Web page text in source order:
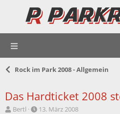
Rock im Park 2008 - Allgemein
Das Hardticket 2008
E
Bertl
E13. März 2008